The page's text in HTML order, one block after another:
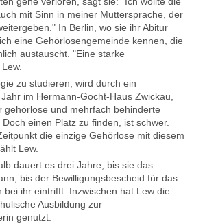
mit Sinn in meiner Muttersprache, der
In Berlin, wo sie ihr Abitur
eine Gehörlosengemeinde kennen, die
austauscht. "Eine starke
zu studieren, wird durch ein
im Hermann-Gocht-Haus Zwickau,
gehörlose und mehrfach behinderte
einen Platz zu finden, ist schwer.
die einzige Gehörlose mit diesem
Lew.
dauert es drei Jahre, bis sie das
bis der Bewilligungsbescheid für das
bei ihr eintrifft. Inzwischen hat Lew die
Ausbildung zur
genutzt.